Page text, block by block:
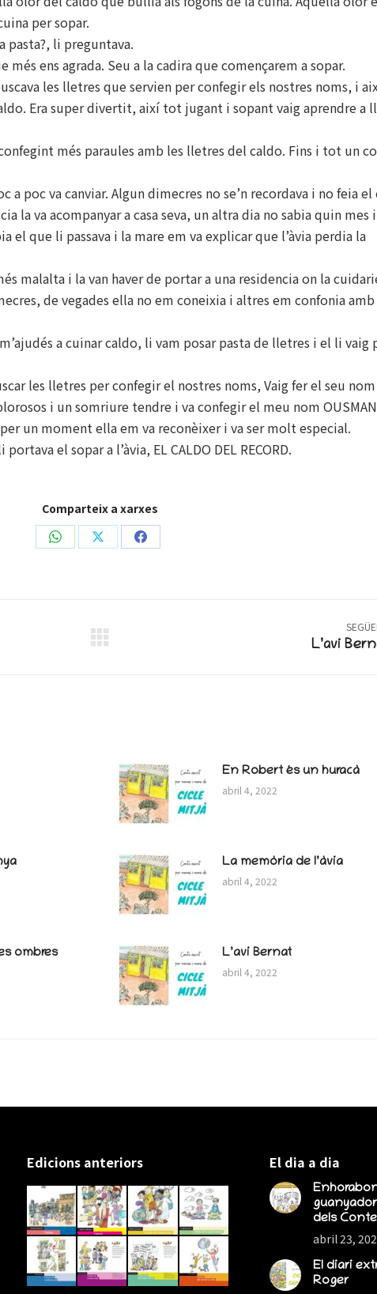
per sopar.
pasta?, li preguntava.
ens agrada. Seu a la cadira que començarem a sopar.
les lletres que servien per confegir els nostres noms, i
Era super divertit, així tot jugant i sopant vaig aprendre a
més paraules amb les lletres del caldo. Fins i tot un
a poc va canviar. Algun dimecres no se’n recordava i no feia
la va acompanyar a casa seva, un altra dia no sabia quin mes
el que li passava i la mare em va explicar que l’àvia perdia la
malalta i la van haver de portar a una residencia on la
de vegades ella no em coneixia i altres em confonia
a cuinar caldo, li vam posar pasta de lletres i el li vaig
les lletres per confegir el nostres noms, Vaig fer el seu
i un somriure tendre i va confegir el meu nom
un moment ella em va reconèixer i va ser molt especial.
el sopar a l’àvia, EL CALDO DEL RECORD.
Comparteix a xarxes
Share Share Share
L’avi
En Robert és un huracà
abril 4, 2022
La memòria de l’àvia
abril 4, 2022
ombres L’avi Bernat
abril 4, 2022
Edicions anteriors El dia a dia
dels
abril 23,
El diari
Roger